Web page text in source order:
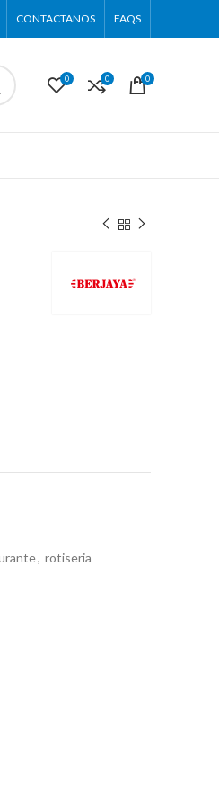
CONTACTANOS FAQS
0 0 0
, rotiseria